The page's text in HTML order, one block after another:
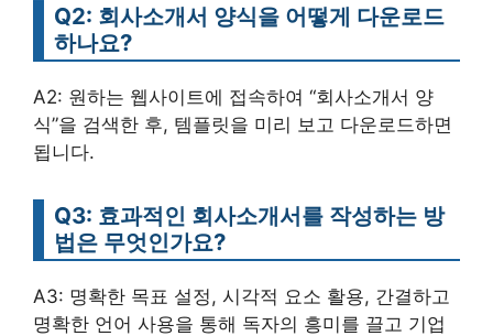
Q2: 회사소개서 양식을 어떻게 다운로드
하나요?
A2: 원하는 웹사이트에 접속하여 “회사소개서 양
식”을 검색한 후, 템플릿을 미리 보고 다운로드하면
됩니다.
Q3: 효과적인 회사소개서를 작성하는 방
법은 무엇인가요?
A3: 명확한 목표 설정, 시각적 요소 활용, 간결하고
명확한 언어 사용을 통해 독자의 흥미를 끌고 기업